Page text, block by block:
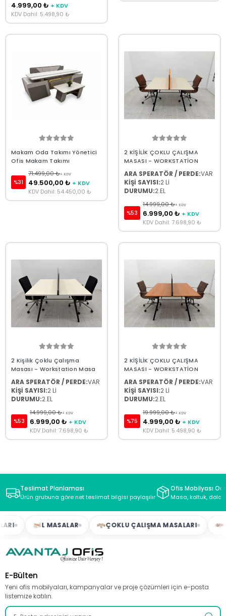
4.999,00 ₺ + KDV
KDV Dahil: 5.498,90 ₺
Makam Oda Takımı Yönetici
Ofis Makam Takımı
%31
71.499,00 ₺+ KDV
49.500,00 ₺ + KDV
KDV Dahil: 54.450,00 ₺
2 KİŞİLİK ÇOKLU ÇALIŞMA
MASASI - WORKSTATİON
ARA SPERATÖR / PERDE:VAR
KİŞİ SAYISI:2 Lİ
DURUMU:2.EL
%53
14.999,00 ₺+ KDV
6.999,00 ₺ + KDV
KDV Dahil: 7.698,90 ₺
2 Kişilik Çoklu Çalışma
Masası - Workstation Masa
ARA SPERATÖR / PERDE:VAR
KİŞİ SAYISI:2 Lİ
DURUMU:2.EL
%53
14.999,00 ₺+ KDV
6.999,00 ₺ + KDV
KDV Dahil: 7.698,90 ₺
2 KİŞİLİK ÇOKLU ÇALIŞMA
MASASI - WORKSTATİON
ARA SPERATÖR / PERDE:VAR
KİŞİ SAYISI:2 Lİ
DURUMU:2.EL
%75
19.999,00 ₺+ KDV
4.999,00 ₺ + KDV
KDV Dahil: 5.498,90 ₺
Teslimat Planlaması
Ürün grubuna göre net teslimat bilgisi paylaşılır
Ofis Mobilyası
Masa, koltuk,
L MASALAR ÇOKLU ÇALIŞMA MASALARI
E-Bülten
Yeni ofis mobilyaları, kampanyalar ve proje çözümleri için e-posta
listemize katılın.